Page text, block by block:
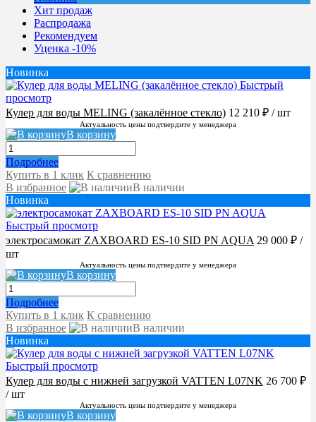
Хит продаж
Распродажа
Рекомендуем
Уценка -10%
Новинка
Быстрый
просмотр
Кулер для воды MELING (закалённое стекло) 12 210 ₽ / шт
Актуальность цены подтвердите у менеджера
В корзину
Подробнее
Купить в 1 клик К сравнению
В избранное
В наличии
Новинка
Быстрый просмотр
электросамокат ZAXBOARD ES-10 SID PN AQUA 29 000 ₽ /
шт
Актуальность цены подтвердите у менеджера
В корзину
Подробнее
Купить в 1 клик К сравнению
В избранное
В наличии
Новинка
Быстрый просмотр
Кулер для воды с нижней загрузкой VATTEN L07NK 26 700 ₽
/ шт
Актуальность цены подтвердите у менеджера
В корзину